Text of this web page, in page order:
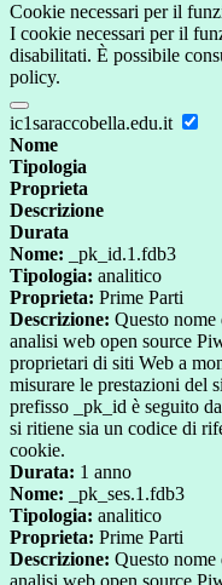
Cookie necessari per il
I cookie necessari per il
disabilitati. È possibile
policy.
ic1saraccobella.edu.it
Nome
Tipologia
Proprieta
Descrizione
Durata
Nome: _pk_id.1.fdb3
Tipologia: analitico
Proprieta: Prime Parti
Descrizione: Questo nome
analisi web open source
proprietari di siti Web a
misurare le prestazioni del
prefisso _pk_id è seguito
si ritiene sia un codice di
cookie.
Durata: 1 anno
Nome: _pk_ses.1.fdb3
Tipologia: analitico
Proprieta: Prime Parti
Descrizione: Questo nome
analisi web open source